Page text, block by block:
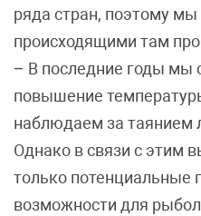
ряда стран, поэтому
происходящими там
– В последние годы мы
повышение
наблюдаем за таянием
Однако в связи с этим
только потенциальные
возможности для